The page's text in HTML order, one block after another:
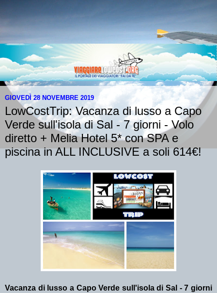
GIOVEDÌ 28 NOVEMBRE 2019
LowCostTrip: Vacanza di lusso a Capo
Verde sull'isola di Sal - 7 giorni - Volo
diretto + Melia Hotel 5* con SPA e
piscina in ALL INCLUSIVE a soli 614€!
Vacanza di lusso a Capo Verde sull'isola di Sal - 7 giorni